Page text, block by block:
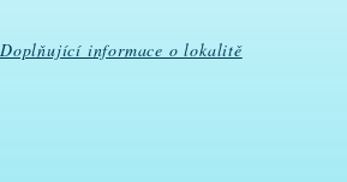
Doplňující informace o lokalitě